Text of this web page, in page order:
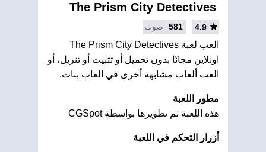
The Prism City Detectives
4.9
581 صوت
العب لعبة The Prism City Detectives
اونلاين مجانًا بدون تحميل أو تثبيت أو تنزيل، أو
العب ألعاب مشابهة أخرى في العاب بنات.
مطور اللعبة
هذه اللعبة تم تطويرها بواسطة CGSpot
أزرار التحكم في اللعبة